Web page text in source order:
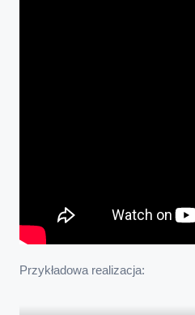
Przykładowa realizacja: